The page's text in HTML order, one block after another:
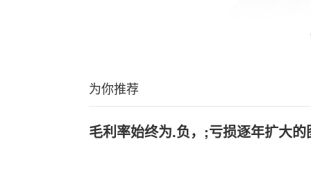
为你推荐
毛利率始终为.负，;亏损逐年扩大